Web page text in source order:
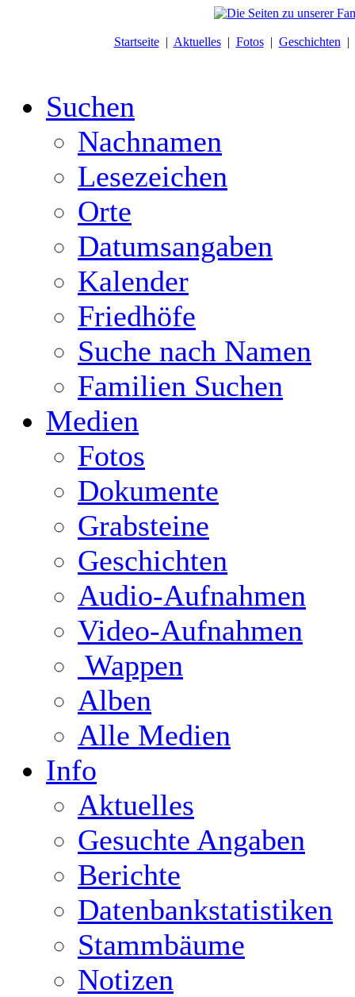
Startseite| Aktuelles| Fotos| Geschichten |
Suchen
Nachnamen
Lesezeichen
Orte
Datumsangaben
Kalender
Friedhöfe
Suche nach Namen
Familien Suchen
Medien
Fotos
Dokumente
Grabsteine
Geschichten
Audio-Aufnahmen
Video-Aufnahmen
Wappen
Alben
Alle Medien
Info
Aktuelles
Gesuchte Angaben
Berichte
Datenbankstatistiken
Stammbäume
Notizen